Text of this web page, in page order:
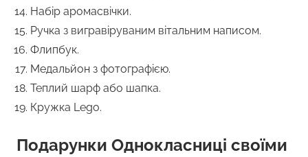
Набір аромасвічки.
Ручка з вигравіруваним вітальним написом.
Флипбук.
Медальйон з фотографією.
Теплий шарф або шапка.
Кружка Lego.
Подарунки Однокласниці своїми